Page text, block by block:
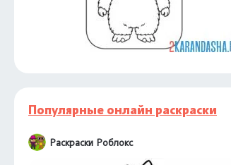
Популярные онлайн раскраски
Раскраски Роблокс